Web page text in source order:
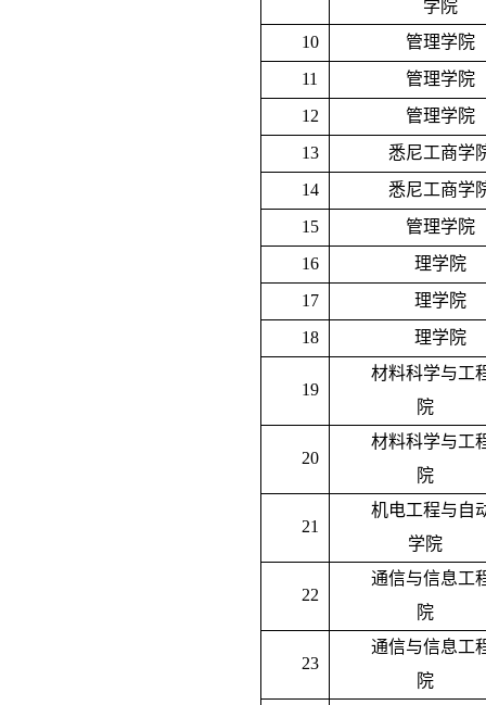
学院
10
管理学院
11
管理学院
12
管理学院
13
悉尼工商学
14
悉尼工商学
15
管理学院
16
理学院
17
理学院
18
理学院
19
材料科学与工
院
20
材料科学与工
院
21
机电工程与自
学院
22
通信与信息工
院
23
通信与信息工
院